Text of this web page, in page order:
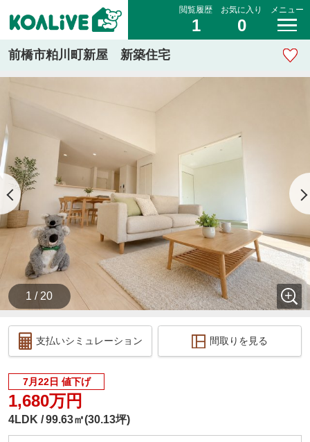
閲覧履歴
1
お気に入り
0
メニュー
前橋市粕川町新屋 新築住宅
1 / 20
支払いシミュレーション 間取りを見る
7月22日 値下げ
1,680万円
4LDK 99.63㎡(30.13坪)